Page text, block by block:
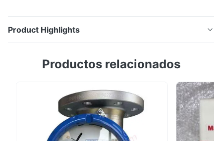
Product Highlights
de la serie YT-850 es un dispositivo que notifica a la
válvula alcanza la posición establecida.
Productos relacionados